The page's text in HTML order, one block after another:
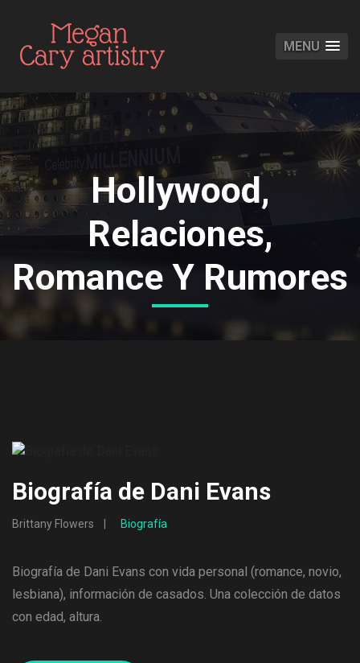
MENU
Hollywood,
Relaciones,
Romance Y Rumores
Biografía de Dani Evans
Brittany Flowers Biografía
Biografía de Dani Evans con vida personal (romance, novio,
lesbiana), información de casados. Una colección de datos
con edad, altura.